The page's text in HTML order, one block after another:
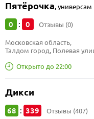
Пятёрочка,универсам
0 : 0 Отзывы (0)
Открыто до 22:00
Московская область,
Талдом город, Полевая
Дикси
68 : 339 Отзывы (407)